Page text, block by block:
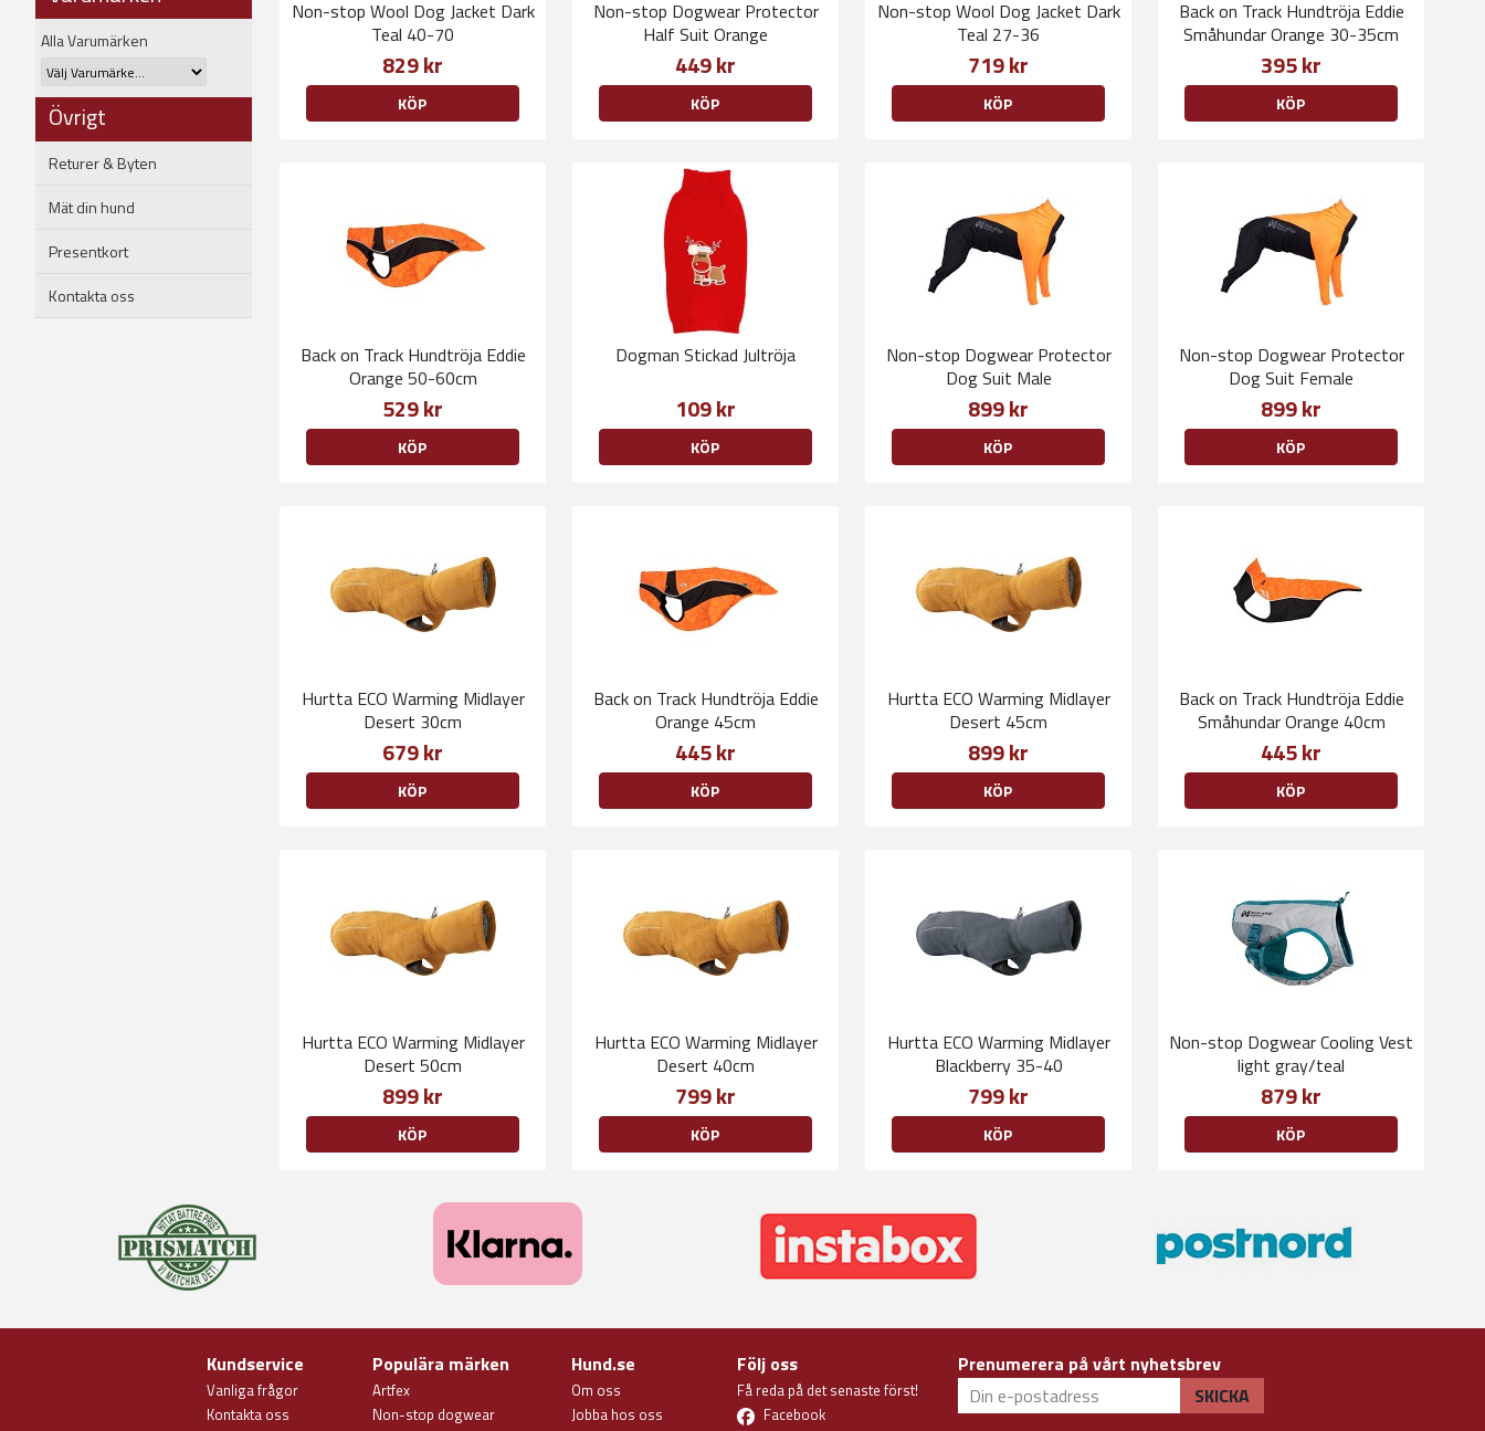
Alla Varumärken
Övrigt
Returer & Byten
Mät din hund
Presentkort
Kontakta oss
Non-stop Wool Dog Jacket Dark
Teal 40-70
829 kr
KÖP
Non-stop Dogwear Protector
Half Suit Orange
449 kr
KÖP
Non-stop Wool Dog Jacket Dark
Teal 27-36
719 kr
KÖP
Back on Track Hundtröja Eddie
Småhundar Orange 30-35cm
395 kr
KÖP
Back on Track Hundtröja Eddie
Orange 50-60cm
529 kr
KÖP
Dogman Stickad Jultröja
109 kr
KÖP
Non-stop Dogwear Protector
Dog Suit Male
899 kr
KÖP
Non-stop Dogwear Protector
Dog Suit Female
899 kr
KÖP
Hurtta ECO Warming Midlayer
Desert 30cm
679 kr
KÖP
Back on Track Hundtröja Eddie
Orange 45cm
445 kr
KÖP
Hurtta ECO Warming Midlayer
Desert 45cm
899 kr
KÖP
Back on Track Hundtröja Eddie
Småhundar Orange 40cm
445 kr
KÖP
Hurtta ECO Warming Midlayer
Desert 50cm
899 kr
KÖP
Hurtta ECO Warming Midlayer
Desert 40cm
799 kr
KÖP
Hurtta ECO Warming Midlayer
Blackberry 35-40
799 kr
KÖP
Non-stop Dogwear Cooling Vest
light gray/teal
879 kr
KÖP
Kundservice
Vanliga frågor
Kontakta oss
Populära märken
Artfex
Non-stop dogwear
Hund.se
Om oss
Jobba hos oss
Följ oss
Få reda på det senaste först!
Facebook
Prenumerera på vårt nyhetsbrev
SKICKA